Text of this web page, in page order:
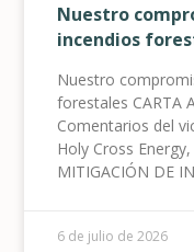
Nuestro
incendios
Nuestro
forestales CARTA
Comentarios del
Holy Cross
MITIGACIÓN DE
eléctrica
6 de julio de 2026